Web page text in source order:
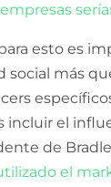
esto es
más
incluir el
de
el